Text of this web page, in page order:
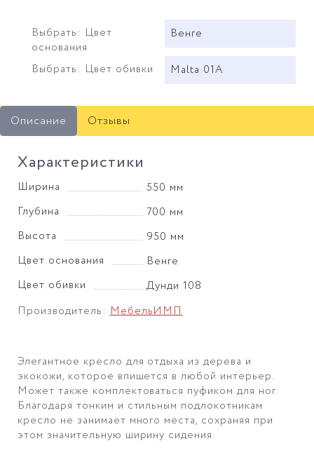
Выбрать: Цвет
основания
Венге
Выбрать: Цвет обивки Malta 01A
Описание Отзывы
Характеристики
Ширина
550 мм
Глубина
700 мм
Высота
950 мм
Цвет основания
Венге
Цвет обивки
Дунди 108
Производитель:МебельИМП
Элегантное кресло для отдыха из дерева и
экокожи, которое впишется в любой интерьер.
Может также комплектоваться пуфиком для ног.
Благодаря тонким и стильным подлокотникам
кресло не занимает много места, сохраняя при
этом значительную ширину сидения.